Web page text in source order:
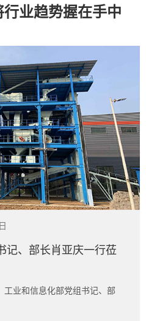
业趋势握在手中
记、部长肖亚庆一行莅
业和信息化部党组书记、部